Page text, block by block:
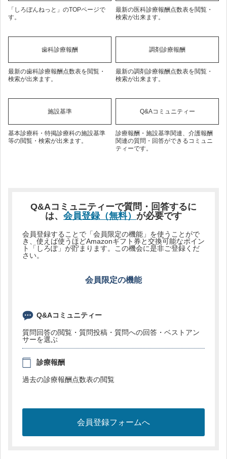
「しろぼんねっと」のTOPページで
す。
最新の医科診療報酬点数表を閲覧・
検索が出来ます。
歯科診療報酬
最新の歯科診療報酬点数表を閲覧・
検索が出来ます。
調剤診療報酬
最新の調剤診療報酬点数表を閲覧・
検索が出来ます。
施設基準
基本診療科・特掲診療科の施設基準
等の閲覧・検索が出来ます。
Q&Aコミュニティー
診療報酬・施設基準関連、介護報酬
関連の質問・回答ができるコミュニ
ティーです。
Q&Aコミュニティーで質問・回答するに
は、 会員登録（無料） が必要です
会員登録することで「会員限定の機能」を使うことがで
き、使えば使うほどAmazonギフト券と交換可能なポイン
ト「しろぽ」が貯まります。この機会に是非ご登録くだ
さい。
会員限定の機能
Q&Aコミュニティー
質問回答の閲覧・質問投稿・質問への回答・ベストアン
サーを選ぶ
診療報酬
過去の診療報酬点数表の閲覧
会員登録フォームへ